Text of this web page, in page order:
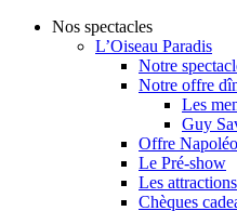
Nos spectacles
L’Oiseau Paradis
Notre
Notre offre
Les
Guy
Offre
Le Pré-show
Les attractions
Chèques